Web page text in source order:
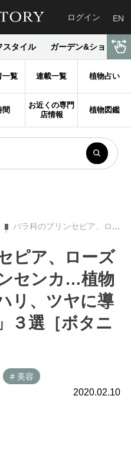
ログイン EN
スタイル ガーデン&ショップ
一覧 連載一覧 植物占い
間
お近くの専門
店情報
植物図鑑
バラ科のプリンセピア、ローズヒップ、トウキンセンカ…植物の力で若々しいハリ、ツヤに導く「美容オイル」３選［ボタニカル・パワー］
ピア、ローズ
センカ…植物
リ、ツヤに導
３選［ボタニ
# 美容
2020.02.10